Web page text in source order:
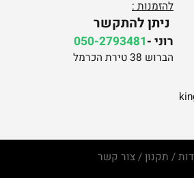
יצירת קשר - רוני -050-2793481
להזמנות :
הברוש 38 טירת הכרמל